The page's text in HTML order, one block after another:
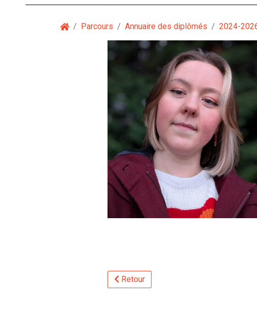
Parcours Annuaire des diplômés 2024-
Retour